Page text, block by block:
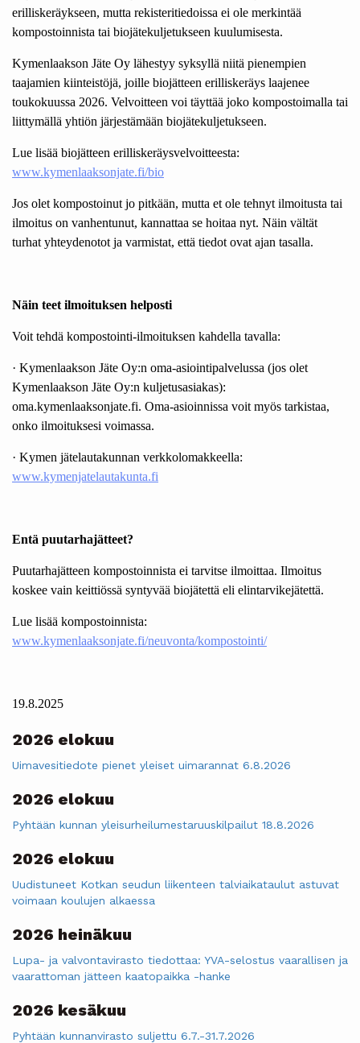
erilliskeräykseen, mutta rekisteritiedoissa ei ole merkintää
kompostoinnista tai biojätekuljetukseen kuulumisesta.
Kymenlaakson Jäte Oy lähestyy syksyllä niitä pienempien
taajamien kiinteistöjä, joille biojätteen erilliskeräys laajenee
toukokuussa 2026. Velvoitteen voi täyttää joko kompostoimalla tai
liittymällä yhtiön järjestämään biojätekuljetukseen.
Lue lisää biojätteen erilliskeräysvelvoitteesta:
www.kymenlaaksonjate.fi/bio
Jos olet kompostoinut jo pitkään, mutta et ole tehnyt ilmoitusta tai
ilmoitus on vanhentunut, kannattaa se hoitaa nyt. Näin vältät
turhat yhteydenotot ja varmistat, että tiedot ovat ajan tasalla.
Näin teet ilmoituksen helposti
Voit tehdä kompostointi-ilmoituksen kahdella tavalla:
· Kymenlaakson Jäte Oy:n oma-asiointipalvelussa (jos olet
Kymenlaakson Jäte Oy:n kuljetusasiakas):
oma.kymenlaaksonjate.fi. Oma-asioinnissa voit myös tarkistaa,
onko ilmoituksesi voimassa.
· Kymen jätelautakunnan verkkolomakkeella:
www.kymenjatelautakunta.fi
Entä puutarhajätteet?
Puutarhajätteen kompostoinnista ei tarvitse ilmoittaa. Ilmoitus
koskee vain keittiössä syntyvää biojätettä eli elintarvikejätettä.
Lue lisää kompostoinnista:
www.kymenlaaksonjate.fi/neuvonta/kompostointi/
19.8.2025
2026 elokuu
Uimavesitiedote pienet yleiset uimarannat 6.8.2026
2026 elokuu
Pyhtään kunnan yleisurheilumestaruuskilpailut 18.8.2026
2026 elokuu
Uudistuneet Kotkan seudun liikenteen talviaikataulut astuvat
voimaan koulujen alkaessa
2026 heinäkuu
Lupa- ja valvontavirasto tiedottaa: YVA-selostus vaarallisen ja
vaarattoman jätteen kaatopaikka -hanke
2026 kesäkuu
Pyhtään kunnanvirasto suljettu 6.7.-31.7.2026